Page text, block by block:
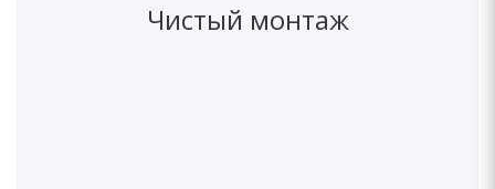
Чистый монтаж